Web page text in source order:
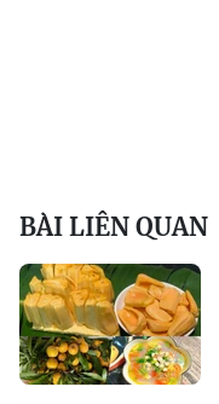
BÀI LIÊN QUAN